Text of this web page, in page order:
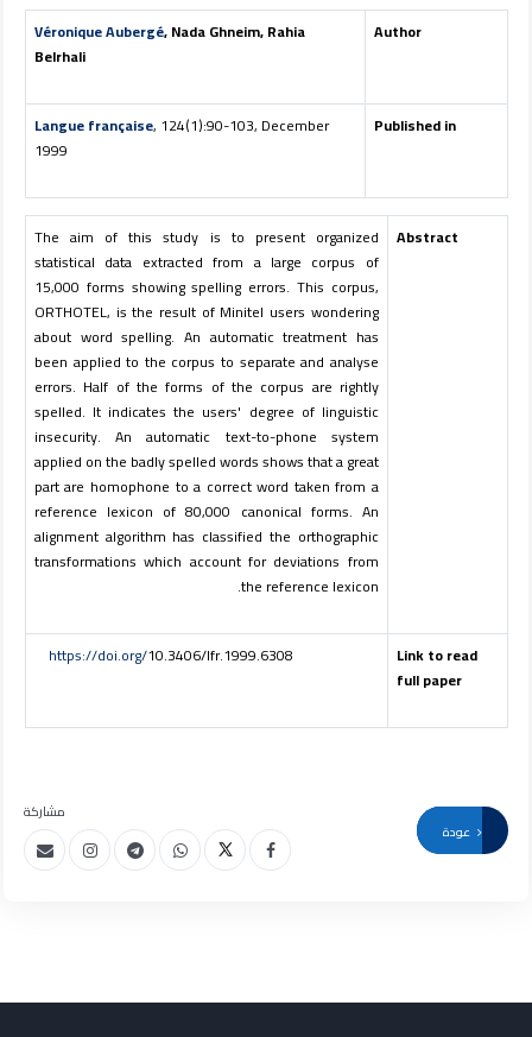
Author
Véronique Aubergé, Nada Ghneim, Rahia
Belrhali
Published in
Langue française, 124(1):90-103, December
1999
Abstract
The aim of this study is to present organized
statistical data extracted from a large corpus of
15,000 forms showing spelling errors. This corpus,
ORTHOTEL, is the result of Minitel users wondering
about word spelling. An automatic treatment has
been applied to the corpus to separate and analyse
errors. Half of the forms of the corpus are rightly
spelled. It indicates the users' degree of linguistic
insecurity. An automatic text-to-phone system
applied on the badly spelled words shows that a great
part are homophone to a correct word taken from a
reference lexicon of 80,000 canonical forms. An
alignment algorithm has classified the orthographic
transformations which account for deviations from
the reference lexicon.
Link to read
full paper
https://doi.org/10.3406/lfr.1999.6308
مشاركة